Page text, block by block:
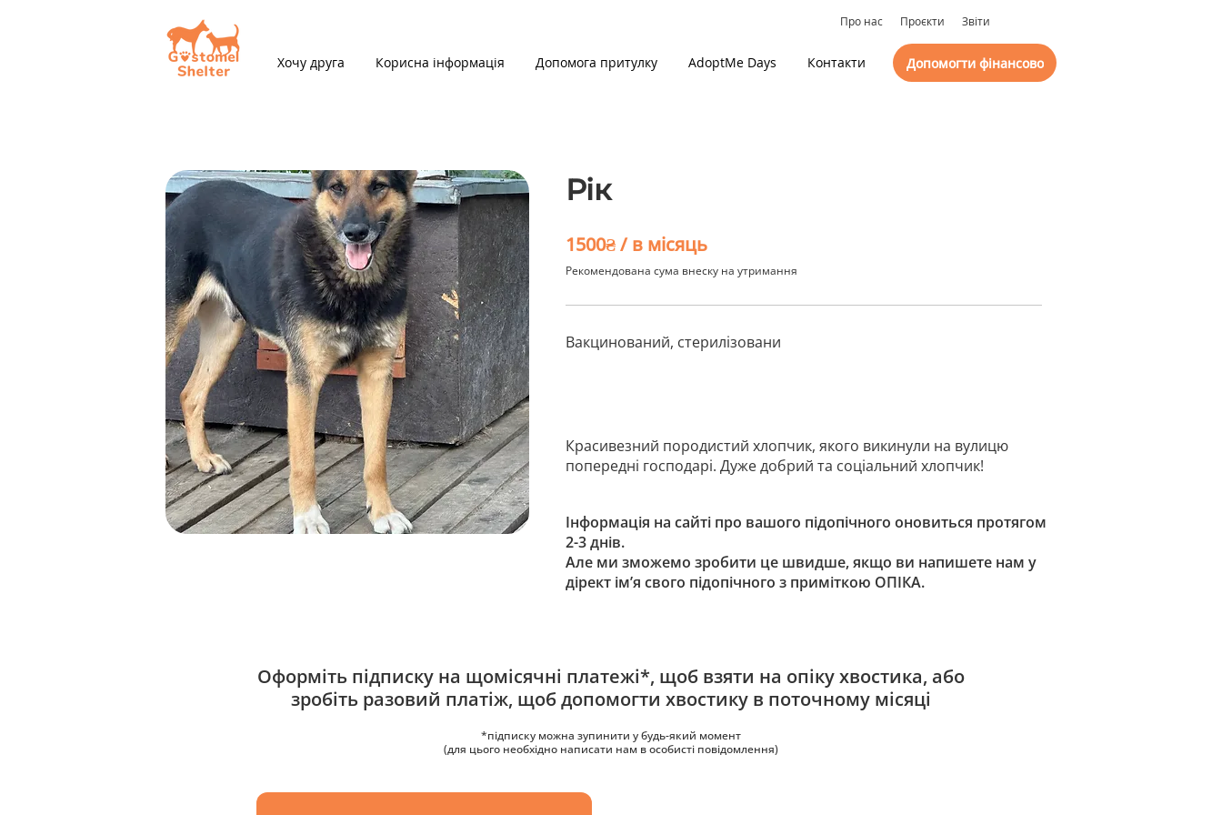
Про нас Проєкти Звіти
Хочу друга Корисна інформація Допомога притулку AdoptMe Days Контакти Допомогти фінансово
Рік
1500₴ / в місяць
Рекомендована сума внеску на утримання
Вакцинований, стерилізовани
Красивезний породистий хлопчик, якого викинули на вулицю
попередні господарі. Дуже добрий та соціальний хлопчик!
Інформація на сайті про вашого підопічного оновиться протягом
2-3 днів.
Але ми зможемо зробити це швидше, якщо ви напишете нам у
дірект ім’я свого підопічного з приміткою ОПІКА.
Оформіть підписку на щомісячні платежі*, щоб взяти на опіку хвостика, або
зробіть разовий платіж, щоб допомогти хвостику в поточному місяці
*підписку можна зупинити у будь-який момент
(для цього необхідно написати нам в особисті повідомлення)